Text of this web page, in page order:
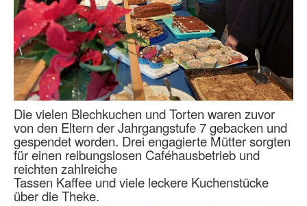
Die vielen Blechkuchen und Torten waren zuvor
von den Eltern der Jahrgangstufe 7 gebacken und
gespendet worden. Drei engagierte Mütter sorgten
für einen reibungslosen Caféhausbetrieb und
reichten zahlreiche
Tassen Kaffee und viele leckere Kuchenstücke
über die Theke.